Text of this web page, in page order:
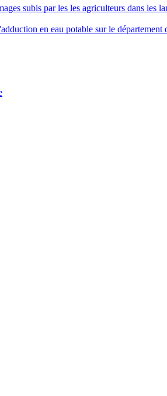
subis par les les agriculteurs dans les
en eau potable sur le département